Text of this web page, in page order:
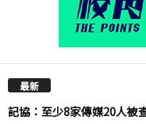
最新
記協：至少8家傳媒20人被